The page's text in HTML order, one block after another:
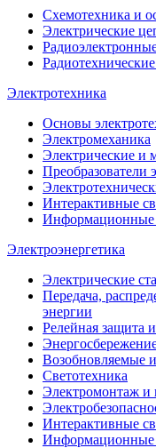
Схемотехника и
Электрические
Электротехника
Основы
Электромеханика
Электрические и
Преобразователи
Интерактивные
Информационные
Электроэнергетика
Электрические
Передача,
энергии
Релейная защита
Возобновляемые
Светотехника
Электромонтаж и
Интерактивные
Информационные